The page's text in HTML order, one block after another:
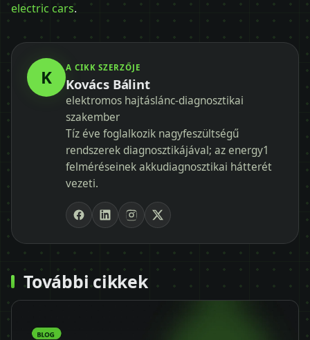
electric cars.
K A CIKK SZERZŐJE
Kovács Bálint
elektromos hajtáslánc-diagnosztikai
szakember
Tíz éve foglalkozik nagyfeszültségű
rendszerek diagnosztikájával; az energy1
felméréseinek akkudiagnosztikai hátterét
vezeti.
További cikkek